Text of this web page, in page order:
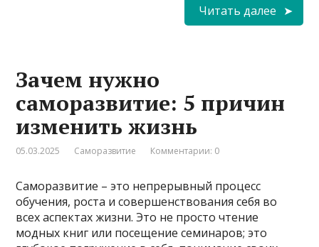
Читать далее
Зачем нужно
саморазвитие: 5 причин
изменить жизнь
05.03.2025 Саморазвитие Комментарии: 0
Саморазвитие – это непрерывный процесс
обучения, роста и совершенствования себя во
всех аспектах жизни. Это не просто чтение
модных книг или посещение семинаров; это